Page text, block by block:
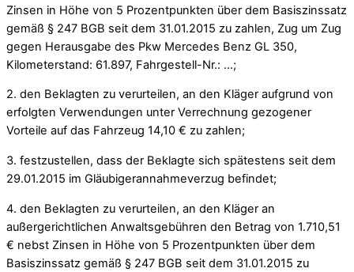
Zinsen in Höhe von 5 Prozentpunkten über dem Basiszinssatz
gemäß § 247 BGB seit dem 31.01.2015 zu zahlen, Zug um Zug
gegen Herausgabe des Pkw Mercedes Benz GL 350,
Kilometerstand: 61.897, Fahrgestell-Nr.: …;
2. den Beklagten zu verurteilen, an den Kläger aufgrund von
erfolgten Verwendungen unter Verrechnung gezogener
Vorteile auf das Fahrzeug 14,10 € zu zahlen;
3. festzustellen, dass der Beklagte sich spätestens seit dem
29.01.2015 im Gläubigerannahmeverzug befindet;
4. den Beklagten zu verurteilen, an den Kläger an
außergerichtlichen Anwaltsgebühren den Betrag von 1.710,51
€ nebst Zinsen in Höhe von 5 Prozentpunkten über dem
Basiszinssatz gemäß § 247 BGB seit dem 31.01.2015 zu